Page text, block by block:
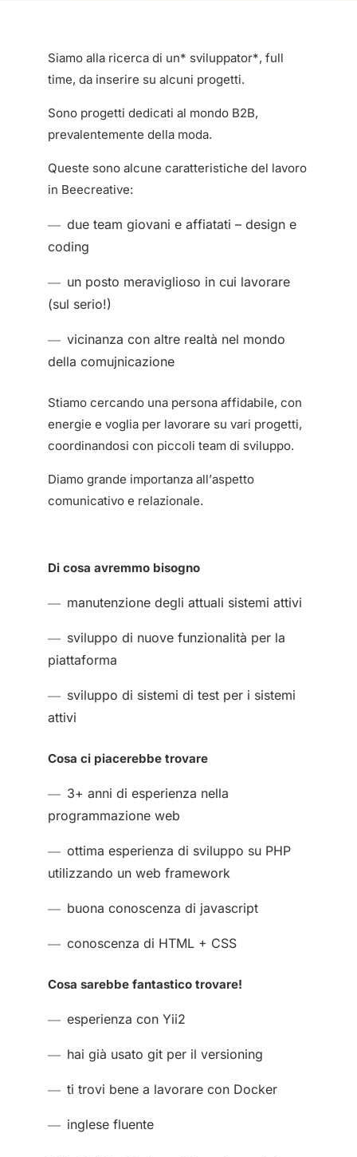
Siamo alla ricerca di un* sviluppator*, full
time, da inserire su alcuni progetti.
Sono progetti dedicati al mondo B2B,
prevalentemente della moda.
Queste sono alcune caratteristiche del lavoro
in Beecreative:
due team giovani e affiatati – design e
coding
un posto meraviglioso in cui lavorare
(sul serio!)
vicinanza con altre realtà nel mondo
della comujnicazione
Stiamo cercando una persona affidabile, con
energie e voglia per lavorare su vari progetti,
coordinandosi con piccoli team di sviluppo.
Diamo grande importanza all’aspetto
comunicativo e relazionale.
Di cosa avremmo bisogno
manutenzione degli attuali sistemi attivi
sviluppo di nuove funzionalità per la
piattaforma
sviluppo di sistemi di test per i sistemi
attivi
Cosa ci piacerebbe trovare
3+ anni di esperienza nella
programmazione web
ottima esperienza di sviluppo su PHP
utilizzando un web framework
buona conoscenza di javascript
conoscenza di HTML + CSS
Cosa sarebbe fantastico trovare!
esperienza con Yii2
hai già usato git per il versioning
ti trovi bene a lavorare con Docker
inglese fluente